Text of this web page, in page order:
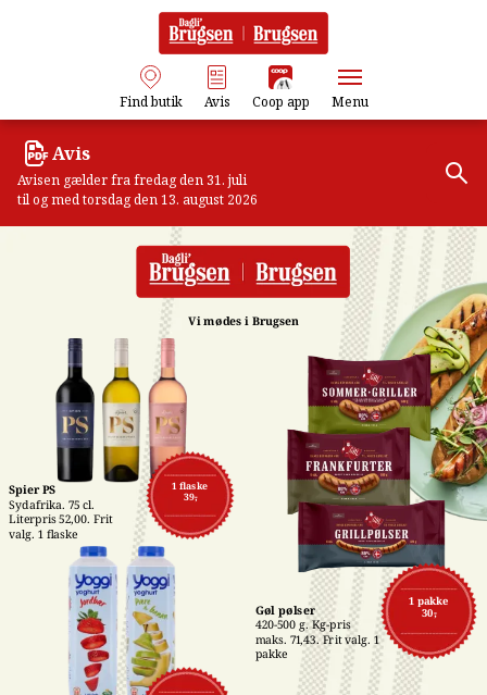
Find butik Avis Coop app Menu
Avis
Avisen gælder fra fredag den 31. juli
til og med torsdag den 13. august 2026
Vi mødes i Brugsen
1 pakke
30,-
Gøl pølser
420-500 g. Kg-pris
maks. 71,43. Frit valg. 1
pakke
1 flaske
39,-
Spier PS
Sydafrika. 75 cl.
Literpris 52,00. Frit
valg. 1 flaske